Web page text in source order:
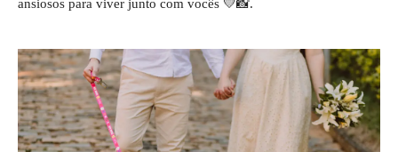
ansiosos para viver junto com vocês 💛📸.